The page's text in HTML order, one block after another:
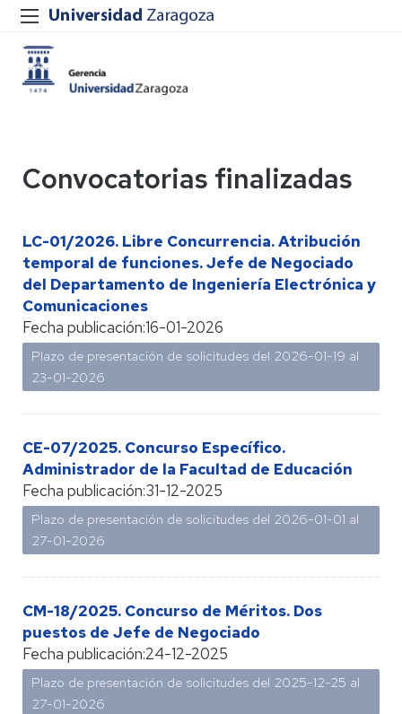
Convocatorias finalizadas
LC-01/2026. Libre Concurrencia. Atribución
temporal de funciones. Jefe de Negociado
del Departamento de Ingeniería Electrónica y
Comunicaciones
Fecha publicación:16-01-2026
Plazo de presentación de solicitudes del 2026-01-19 al
23-01-2026
CE-07/2025. Concurso Específico.
Administrador de la Facultad de Educación
Fecha publicación:31-12-2025
Plazo de presentación de solicitudes del 2026-01-01 al
27-01-2026
CM-18/2025. Concurso de Méritos. Dos
puestos de Jefe de Negociado
Fecha publicación:24-12-2025
Plazo de presentación de solicitudes del 2025-12-25 al
27-01-2026